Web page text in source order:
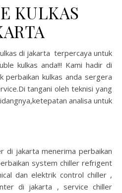
KULKAS
kulkas anda!!! Kami hadir di
perbaikan kulkas anda sergera
tangani oleh teknisi yang
analisa untuk
di jakarta menerima perbaikan
system chiller refrigent
dan elektrik control chiller ,
di jakarta , service chiller